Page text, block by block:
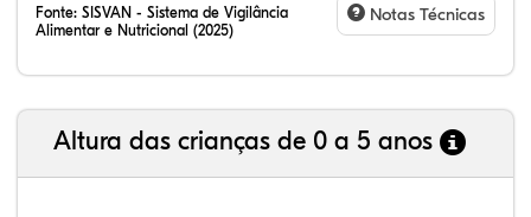
Fonte: SISVAN - Sistema de Vigilância
Alimentar e Nutricional (2025)
Notas Técnicas
Altura das crianças de 0 a 5 anos